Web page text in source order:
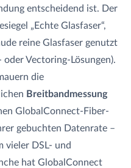
entscheidend ist. Der
„Echte Glasfaser“,
reine Glasfaser genutzt
Vectoring-Lösungen).
die
Breitbandmessung
GlobalConnect-Fiber-
gebuchten Datenrate –
vieler DSL- und
hat GlobalConnect